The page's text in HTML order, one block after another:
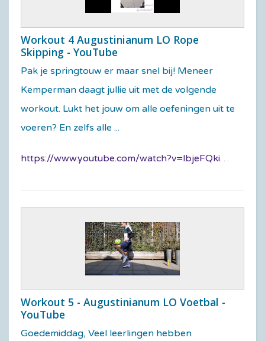
Workout 4 Augustinianum LO Rope
Skipping - YouTube
Pak je springtouw er maar snel bij! Meneer
Kemperman daagt jullie uit met de volgende
workout. Lukt het jouw om alle oefeningen uit te
voeren? En zelfs alle ...
https://www.youtube.com/watch?v=lbjeFQkihYM
Workout 5 - Augustinianum LO Voetbal -
YouTube
Goedemiddag, Veel leerlingen hebben